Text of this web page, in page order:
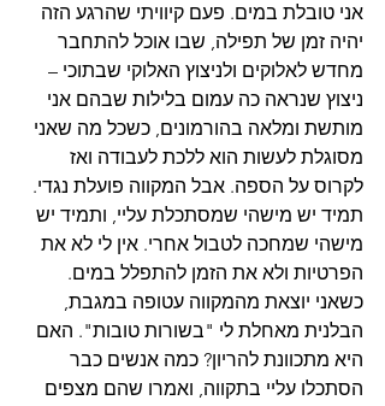
אני טובלת במים. פעם קיוויתי שהרגע הזה
יהיה זמן של תפילה, שבו אוכל להתחבר
מחדש לאלוקים ולניצוץ האלוקי שבתוכי –
ניצוץ שנראה כה עמום בלילות שבהם אני
מותשת ומלאה בהורמונים, כשכל מה שאני
מסוגלת לעשות הוא ללכת לעבודה ואז
לקרוס על הספה. אבל המקווה פועלת נגדי.
תמיד יש מישהי שמסתכלת עליי, ותמיד יש
מישהי שמחכה לטבול אחרי. אין לי לא את
הפרטיות ולא את הזמן להתפלל במים.
כשאני יוצאת מהמקווה עטופה במגבת,
הבלנית מאחלת לי "בשורות טובות". האם
היא מתכוונת להריון? כמה אנשים כבר
הסתכלו עליי בתקווה, ואמרו שהם מצפים